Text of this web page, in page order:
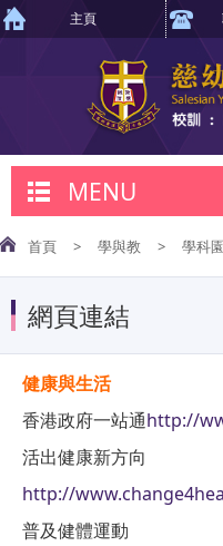
主頁
MENU
首頁 > 學與教 > 學科
網頁連結
健康與生活
香港政府一站通http://
活出健康新方向
http://
普及健體運動